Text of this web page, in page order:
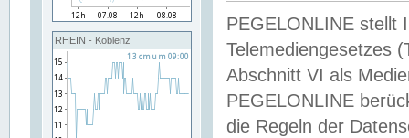
RHEIN - Koblenz
PEGELONLINE stellt
Telemediengesetzes
Abschnitt VI als
PEGELONLINE
die Regeln der